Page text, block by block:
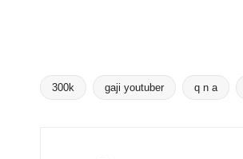
Tags:
300k gaji youtuber q n a